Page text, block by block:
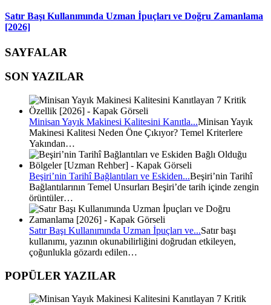
Satır Başı Kullanımında Uzman İpuçları ve Doğru Zamanlama
[2026]
SAYFALAR
SON YAZILAR
Minisan Yayık Makinesi Kalitesini Kanıtla...Minisan Yayık
Makinesi Kalitesi Neden Öne Çıkıyor? Temel Kriterlere
Yakından…
Beşiri’nin Tarihî Bağlantıları ve Eskiden...Beşiri’nin Tarihî
Bağlantılarının Temel Unsurları Beşiri’de tarih içinde zengin
örüntüler…
Satır Başı Kullanımında Uzman İpuçları ve...Satır başı
kullanımı, yazının okunabilirliğini doğrudan etkileyen,
çoğunlukla gözardı edilen…
POPÜLER YAZILAR